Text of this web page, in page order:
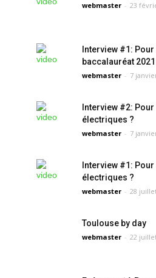
webmaster - 23
Interview #1:
baccalauréat 2021
webmaster - 7
Interview #2:
électriques ?
webmaster - 7
Interview #1:
électriques ?
webmaster - 28
Toulouse by day
webmaster - 22